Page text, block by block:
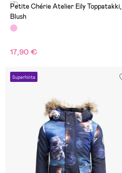
(7)
Petite Chérie Atelier Eily Toppatakki,
Blush
17,90 €
Superhinta